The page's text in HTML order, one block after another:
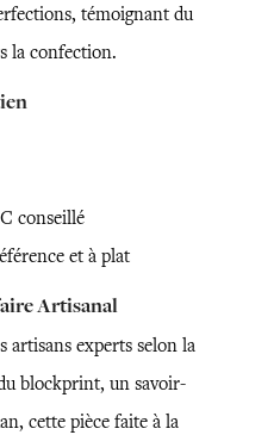
témoignant du
la confection.
conseillé
et à plat
Artisanal
artisans experts selon la
blockprint, un savoir-
cette pièce faite à la